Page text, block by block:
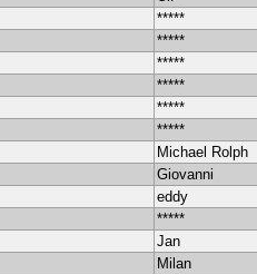
*****
*****
*****
*****
*****
*****
Michael Rolph
Giovanni
eddy
*****
Jan
Milan